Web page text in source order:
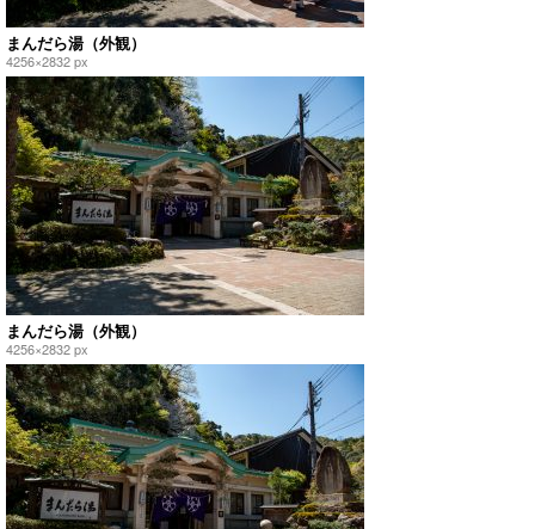
まんだら湯（外観）
4256×2832 px
まんだら湯（外観）
4256×2832 px